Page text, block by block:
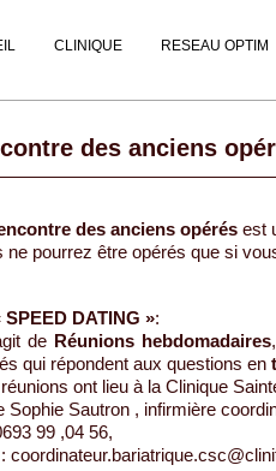
CLINIQUE RESEAU OPTIM
des anciens
des anciens opérés est
ne pourrez être opérés que si
SPEED DATING »:
de Réunions hebdomadaires
qui répondent aux questions en
ont lieu à la Clinique
Sophie Sautron , infirmière
99 ,04 56,